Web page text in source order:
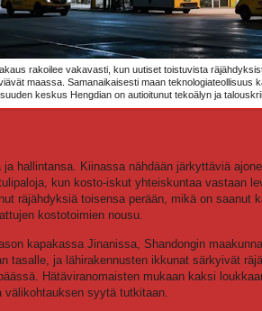
rakoilee vakavasti, kun uutiset toistuvista
maassa. Samanaikaisesti maan teknologiateollisuus
keskus Hengdian on autioitunut tekoälyn ja
ja hallintansa. Kiinassa nähdään järkyttäviä
kun kosto-iskut yhteiskuntaa vastaan
räjähdyksiä toisensa perään, mikä on saanut
kostotoimien nousu.
kapakassa Jinanissa, Shandongin
tasalle, ja lähirakennusten ikkunat särkyivät
Hätäviranomaisten mukaan kaksi
syytä tutkitaan.